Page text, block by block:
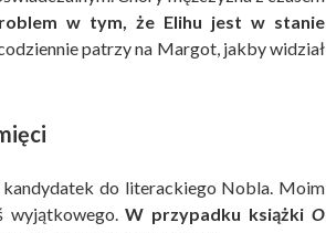
roblem w tym, że Elihu jest w stanie
patrzy na Margot, jakby widział
kandydatek do literackiego Nobla. Moim
wyjątkowego.W przypadku książkiO